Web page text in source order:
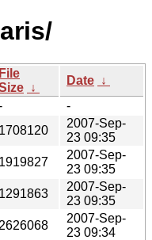
File
↓
Date ↓
-
1708120
2007-Sep-
23 09:35
1919827
2007-Sep-
23 09:35
1291863
2007-Sep-
23 09:35
2626068
2007-Sep-
23 09:34